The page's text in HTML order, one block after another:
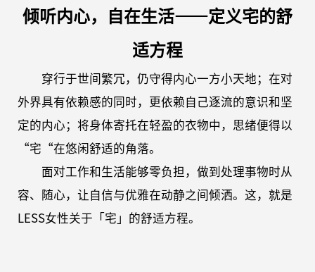
倾听内心，自在生活——定义宅的舒
适方程
穿行于世间繁冗，仍守得内心一方小天地；在对
外界具有依赖感的同时，更依赖自己逐流的意识和坚
定的内心；将身体寄托在轻盈的衣物中，思绪便得以
“宅“在悠闲舒适的角落。
面对工作和生活能够零负担，做到处理事物时从
容、随心，让自信与优雅在动静之间倾洒。这，就是
LESS女性关于「宅」的舒适方程。